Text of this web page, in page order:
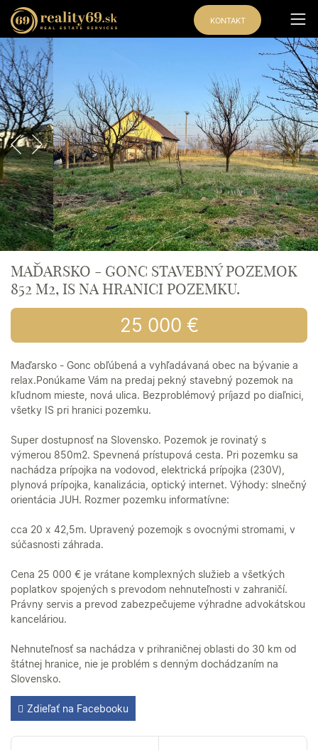
KONTAKT
Exkluzívna
ponuka
MAĎARSKO - GONC STAVEBNÝ POZEMOK
852 M2, IS NA HRANICI POZEMKU.
25 000 €
Maďarsko - Gonc obľúbená a vyhľadávaná obec na bývanie a
relax.Ponúkame Vám na predaj pekný stavebný pozemok na
kľudnom mieste, nová ulica. Bezproblémový príjazd po diaľnici,
všetky IS pri hranici pozemku.
Super dostupnosť na Slovensko. Pozemok je rovinatý s
výmerou 850m2. Spevnená prístupová cesta. Pri pozemku sa
nachádza prípojka na vodovod, elektrická prípojka (230V),
plynová prípojka, kanalizácia, optický internet. Výhody: slnečný
orientácia JUH. Rozmer pozemku informatívne:
cca 20 x 42,5m. Upravený pozemojk s ovocnými stromami, v
súčasnosti záhrada.
Cena 25 000 € je vrátane komplexných služieb a všetkých
poplatkov spojených s prevodom nehnuteľnosti v zahraničí.
Právny servis a prevod zabezpečujeme výhradne advokátskou
kanceláriou.
Nehnuteľnosť sa nachádza v prihraničnej oblasti do 30 km od
štátnej hranice, nie je problém s denným dochádzaním na
Slovensko.
Zdieľať na Facebooku